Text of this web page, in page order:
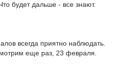
будет дальше - все знают.
всегда приятно наблюдать.
еще раз, 23 февраля.